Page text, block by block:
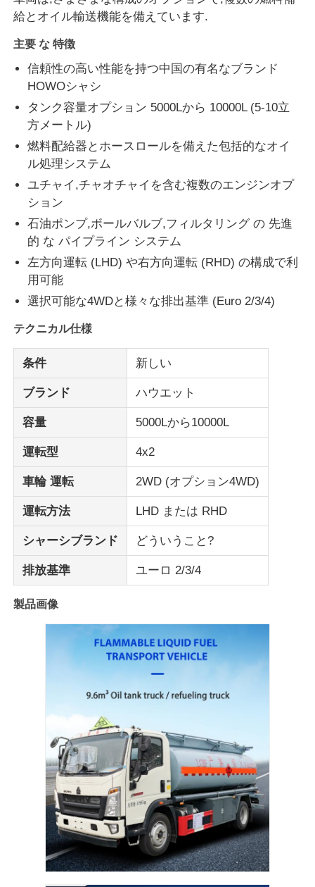
燃料油タンカー
isoタンク容器
衛生用清掃用トラック
冷蔵ボックストラック
フック・アーム ゴミ箱
特殊車両部品
衛生電動三輪車
貨物トラック
給とオイル輸送機能を備えています.
主要 な 特徴
信頼性の高い性能を持つ中国の有名なブランド
HOWOシャシ
タンク容量オプション 5000Lから 10000L (5-10立
方メートル)
燃料配給器とホースロールを備えた包括的なオイ
ル処理システム
ユチャイ,チャオチャイを含む複数のエンジンオプ
ション
石油ポンプ,ボールバルブ,フィルタリング の 先進
的 な パイプライン システム
左方向運転 (LHD) や右方向運転 (RHD) の構成で利
用可能
選択可能な4WDと様々な排出基準 (Euro 2/3/4)
テクニカル仕様
条件 新しい
ブランド ハウエット
容量 5000Lから10000L
運転型 4x2
車輪 運転 2WD (オプション4WD)
運転方法 LHD または RHD
シャーシブランド どういうこと?
排放基準 ユーロ 2/3/4
製品画像